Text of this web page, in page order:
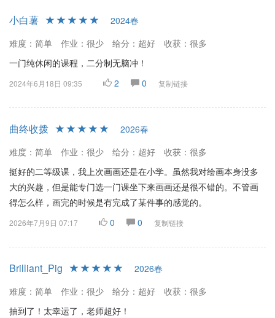
小白薯
2024春
难度：简单
作业：很少 给分：超好
收获：很多
一门纯休闲的课程，二分制无脑冲！
2024年6月18日 09:35 2 0 复制链接
曲终收拨
2026春
难度：简单
作业：很少 给分：超好
收获：很多
挺好的二等级课，我上次画画还是在小学。虽然我对绘画本身没多
大的兴趣，但是能专门选一门课坐下来画画还是很不错的。不管画
得怎么样，画完的时候是有完成了某件事的感觉的。
2026年7月9日 07:17 0 0 复制链接
Brilliant_Pig
2026春
难度：简单
作业：很少 给分：超好
收获：很多
抽到了！太幸运了，老师超好！